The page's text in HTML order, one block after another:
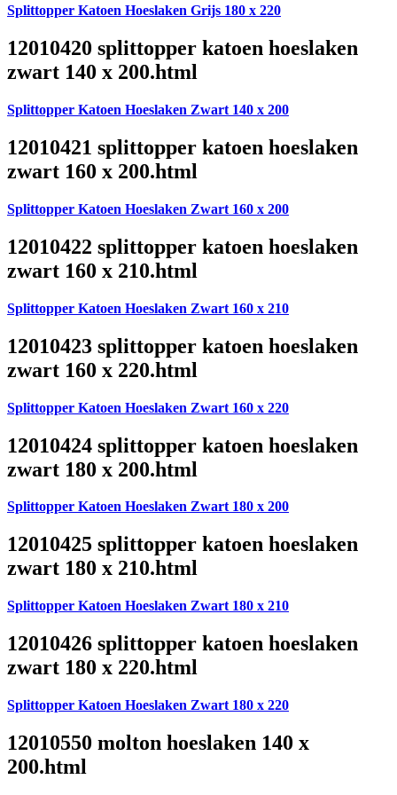
Splittopper Katoen Hoeslaken Grijs 180 x 220
12010420 splittopper katoen hoeslaken
zwart 140 x 200.html
Splittopper Katoen Hoeslaken Zwart 140 x 200
12010421 splittopper katoen hoeslaken
zwart 160 x 200.html
Splittopper Katoen Hoeslaken Zwart 160 x 200
12010422 splittopper katoen hoeslaken
zwart 160 x 210.html
Splittopper Katoen Hoeslaken Zwart 160 x 210
12010423 splittopper katoen hoeslaken
zwart 160 x 220.html
Splittopper Katoen Hoeslaken Zwart 160 x 220
12010424 splittopper katoen hoeslaken
zwart 180 x 200.html
Splittopper Katoen Hoeslaken Zwart 180 x 200
12010425 splittopper katoen hoeslaken
zwart 180 x 210.html
Splittopper Katoen Hoeslaken Zwart 180 x 210
12010426 splittopper katoen hoeslaken
zwart 180 x 220.html
Splittopper Katoen Hoeslaken Zwart 180 x 220
12010550 molton hoeslaken 140 x
200.html